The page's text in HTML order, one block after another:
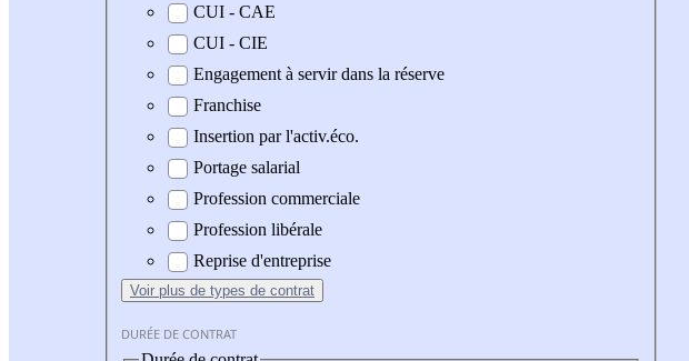
CUI - CAE
CUI - CIE
Engagement à servir dans la réserve
Franchise
Insertion par l'activ.éco.
Portage salarial
Profession commerciale
Profession libérale
Reprise d'entreprise
Voir plus de types de contrat
DURÉE DE CONTRAT